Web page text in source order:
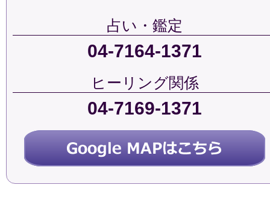
占い・鑑定
04-7164-1371
ヒーリング関係
04-7169-1371